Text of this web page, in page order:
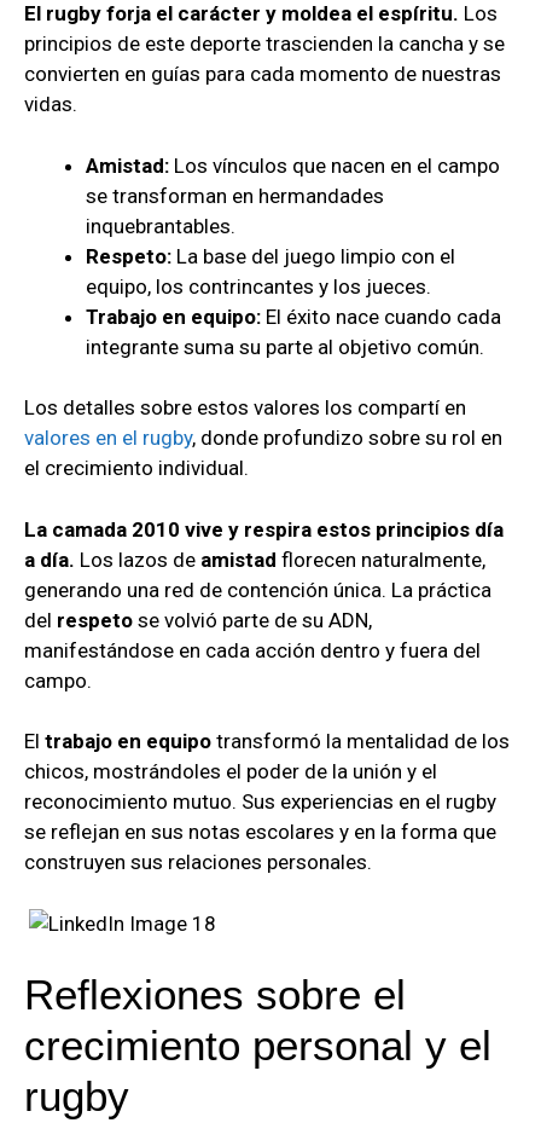
El rugby forja el carácter y moldea el espíritu. Los
principios de este deporte trascienden la cancha y se
convierten en guías para cada momento de nuestras
vidas.
Amistad: Los vínculos que nacen en el campo
se transforman en hermandades
inquebrantables.
Respeto: La base del juego limpio con el
equipo, los contrincantes y los jueces.
Trabajo en equipo: El éxito nace cuando cada
integrante suma su parte al objetivo común.
Los detalles sobre estos valores los compartí en
valores en el rugby, donde profundizo sobre su rol en
el crecimiento individual.
La camada 2010 vive y respira estos principios día
a día. Los lazos de amistad florecen naturalmente,
generando una red de contención única. La práctica
del respeto se volvió parte de su ADN,
manifestándose en cada acción dentro y fuera del
campo.
El trabajo en equipo transformó la mentalidad de los
chicos, mostrándoles el poder de la unión y el
reconocimiento mutuo. Sus experiencias en el rugby
se reflejan en sus notas escolares y en la forma que
construyen sus relaciones personales.
Reflexiones sobre el
crecimiento personal y el
rugby